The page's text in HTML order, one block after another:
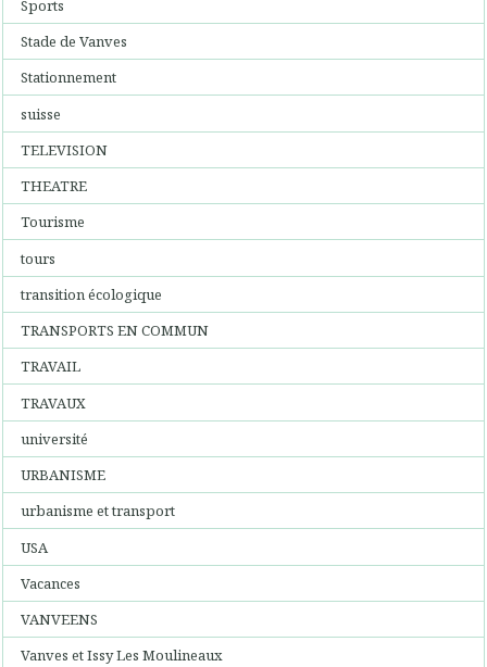
Sports
Stade de Vanves
Stationnement
suisse
TELEVISION
THEATRE
Tourisme
tours
transition écologique
TRANSPORTS EN COMMUN
TRAVAIL
TRAVAUX
université
URBANISME
urbanisme et transport
USA
Vacances
VANVEENS
Vanves et Issy Les Moulineaux